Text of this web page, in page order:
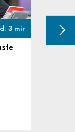
3 min